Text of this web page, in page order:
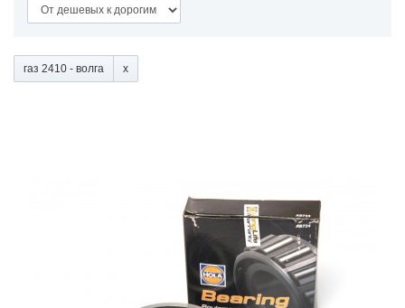
газ 2410 - волга